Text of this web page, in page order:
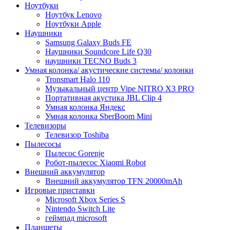
Ноутбуки
Ноутбук Lenovo
Ноутбуки Apple
Наушники
Samsung Galaxy Buds FE
Наушники Soundcore Life Q30
наушники TECNO Buds 3
Умная колонка/ акустические системы/ колонки
Tronsmart Halo 110
Музыкальный центр Vipe NITRO X3 PRO
Портативная акустика JBL Clip 4
Умная колонка Яндекс
Умная колонка SberBoom Mini
Телевизоры
Телевизор Toshiba
Пылесосы
Пылесос Gorenje
Робот-пылесос Xiaomi Robot
Внешний аккумулятор
Внешний аккумулятор TFN 20000mAh
Игровые приставки
Microsoft Xbox Series S
Nintendo Switch Lite
геймпад microsoft
Планшеты